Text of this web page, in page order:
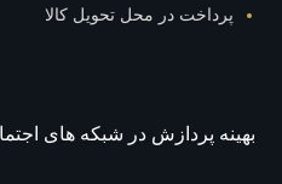
پرداخت در محل تحویل کالا
بهينه پردازش در شبکه های